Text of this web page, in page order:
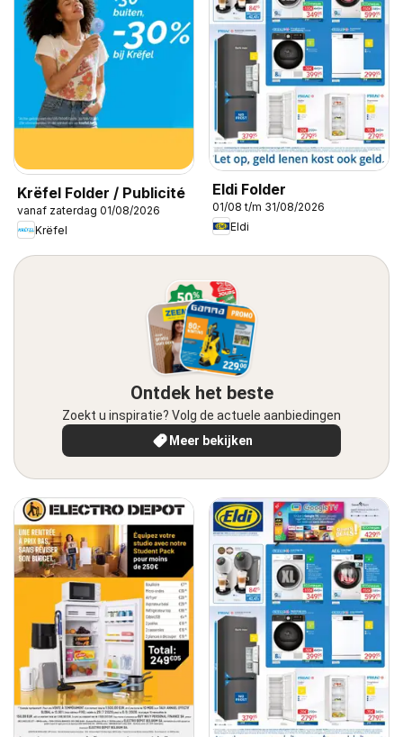
Krëfel Folder / Publicité
vanaf zaterdag 01/08/2026
Krëfel
Eldi Folder
01/08 t/m 31/08/2026
Eldi
Ontdek het beste
Zoekt u inspiratie? Volg de actuele aanbiedingen
Meer bekijken